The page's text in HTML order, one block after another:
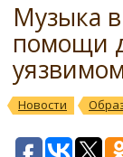
Музыка
помощи
Новости